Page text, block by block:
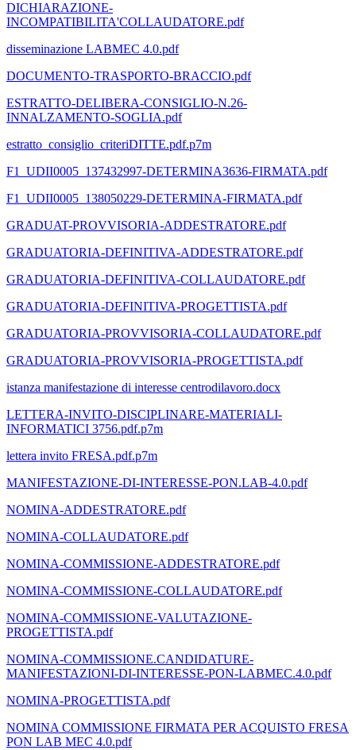
DICHIARAZIONE-
INCOMPATIBILITA'COLLAUDATORE.pdf
disseminazione LABMEC 4.0.pdf
DOCUMENTO-TRASPORTO-BRACCIO.pdf
ESTRATTO-DELIBERA-CONSIGLIO-N.26-
INNALZAMENTO-SOGLIA.pdf
estratto_consiglio_criteriDITTE.pdf.p7m
F1_UDII0005_137432997-DETERMINA3636-FIRMATA.pdf
F1_UDII0005_138050229-DETERMINA-FIRMATA.pdf
GRADUAT-PROVVISORIA-ADDESTRATORE.pdf
GRADUATORIA-DEFINITIVA-ADDESTRATORE.pdf
GRADUATORIA-DEFINITIVA-COLLAUDATORE.pdf
GRADUATORIA-DEFINITIVA-PROGETTISTA.pdf
GRADUATORIA-PROVVISORIA-COLLAUDATORE.pdf
GRADUATORIA-PROVVISORIA-PROGETTISTA.pdf
istanza manifestazione di interesse centrodilavoro.docx
LETTERA-INVITO-DISCIPLINARE-MATERIALI-
INFORMATICI 3756.pdf.p7m
lettera invito FRESA.pdf.p7m
MANIFESTAZIONE-DI-INTERESSE-PON.LAB-4.0.pdf
NOMINA-ADDESTRATORE.pdf
NOMINA-COLLAUDATORE.pdf
NOMINA-COMMISSIONE-ADDESTRATORE.pdf
NOMINA-COMMISSIONE-COLLAUDATORE.pdf
NOMINA-COMMISSIONE-VALUTAZIONE-
PROGETTISTA.pdf
NOMINA-COMMISSIONE.CANDIDATURE-
MANIFESTAZIONI-DI-INTERESSE-PON-LABMEC.4.0.pdf
NOMINA-PROGETTISTA.pdf
NOMINA COMMISSIONE FIRMATA PER ACQUISTO FRESA
PON LAB MEC 4.0.pdf